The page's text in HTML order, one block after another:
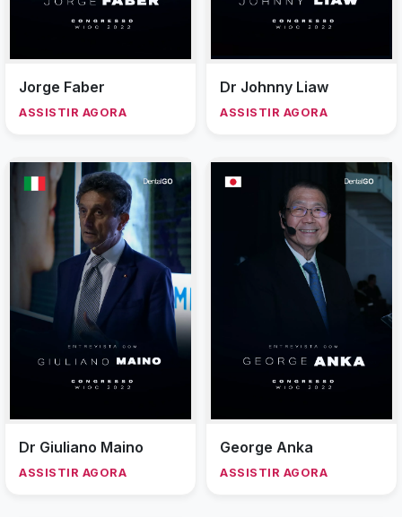
Jorge Faber
ASSISTIR AGORA
Dr Johnny Liaw
ASSISTIR AGORA
Dr Giuliano Maino
ASSISTIR AGORA
George Anka
ASSISTIR AGORA